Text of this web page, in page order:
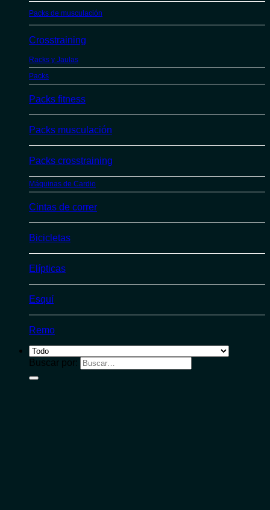
Packs de musculación
Crosstraining
Racks y Jaulas
Packs
Packs fitness
Packs musculación
Packs crosstraining
Máquinas de Cardio
Cintas de correr
Bicicletas
Elípticas
Esquí
Remo
Buscar por: